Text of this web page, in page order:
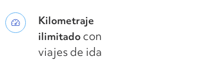
Kilometraje
ilimitado con
viajes de ida